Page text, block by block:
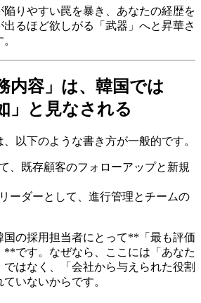
りやすい罠を暴き、あなたの経歴を
るほど欲しがる「武器」へと昇華さ
内容」は、韓国では
」と見なされる
以下のような書き方が一般的です。
、既存顧客のフォローアップと新規
ーダーとして、進行管理とチームの
国の採用担当者にとって**「最も評価
**です。なぜなら、ここには「あなた
はなく、「会社から与えられた役割
いないからです。